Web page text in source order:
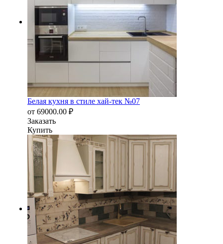
Белая кухня в стиле хай-тек №07
от 69000.00 ₽
Заказать
Купить